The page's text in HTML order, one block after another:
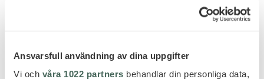
Ansvarsfull användning av dina uppgifter
Vi och våra 1022 partners behandlar din personliga data,